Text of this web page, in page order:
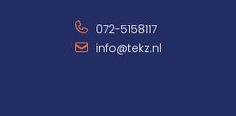
072-5158117
info@tekz.nl